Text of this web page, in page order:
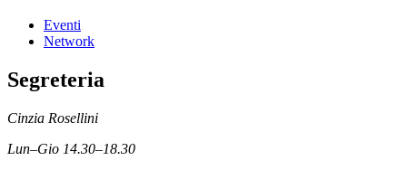
Eventi
Network
Segreteria
Cinzia Rosellini
Lun–Gio 14.30–18.30